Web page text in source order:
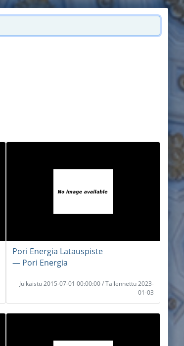
Pori Energia Latauspiste
― Pori Energia
Julkaistu 2015-07-01 00:00:00 / Tallennettu 2023-
01-03